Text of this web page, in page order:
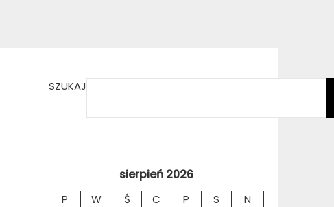
SZUKAJ
sierpień 2026
P W Ś C P S
N